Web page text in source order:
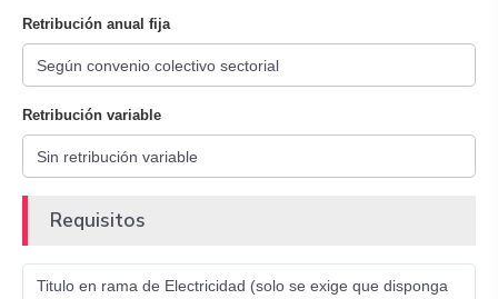
Retribución anual fija
Retribución variable
Requisitos
Titulo en rama de Electricidad (solo se exige que disponga